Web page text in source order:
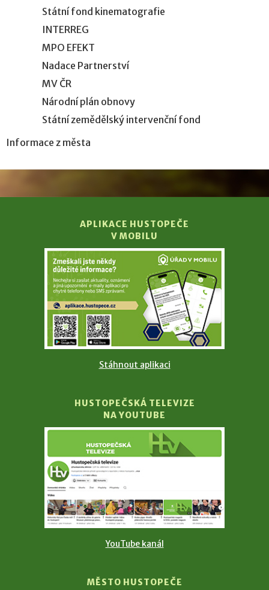
Státní fond kinematografie
INTERREG
MPO EFEKT
Nadace Partnerství
MV ČR
Národní plán obnovy
Státní zemědělský intervenční fond
Informace z města
APLIKACE HUSTOPEČE
V MOBILU
Stáhnout aplikaci
HUSTOPEČSKÁ TELEVIZE
NA YOUTUBE
YouTube kanál
MĚSTO HUSTOPEČE